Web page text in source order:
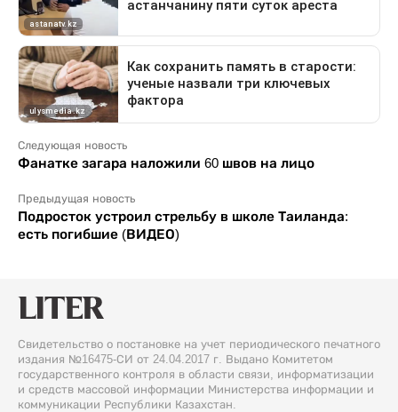
Следующая новость
Фанатке загара наложили 60 швов на лицо
Предыдущая новость
Подросток устроил стрельбу в школе Таиланда:
есть погибшие (ВИДЕО)
Свидетельство о постановке на учет периодического печатного
издания №16475-СИ от 24.04.2017 г. Выдано Комитетом
государственного контроля в области связи, информатизации
и средств массовой информации Министерства информации и
коммуникации Республики Казахстан.